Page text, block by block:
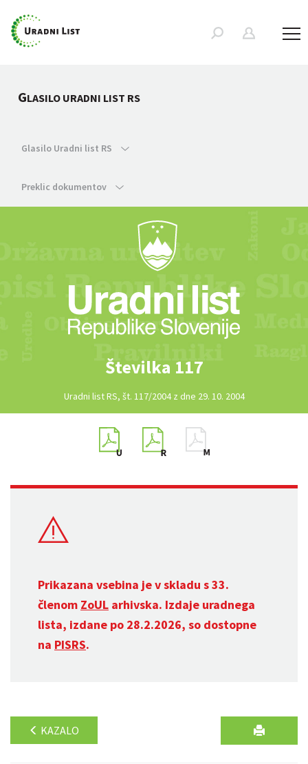
GLASILO URADNI LIST RS
Glasilo Uradni list RS
Preklic dokumentov
Številka 117
Uradni list RS, št. 117/2004 z dne 29. 10. 2004
Prikazana vsebina je v skladu s 33.
členom ZoUL arhivska. Izdaje uradnega
lista, izdane po 28.2.2026, so dostopne
na PISRS.
KAZALO